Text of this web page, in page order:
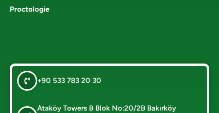
Proctologie
+90 533 783 20 30
Ataköy Towers B Blok No:20/2B Bakırköy